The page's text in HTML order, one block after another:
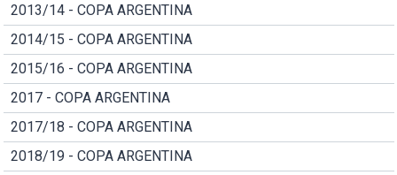
2013/14 - COPA ARGENTINA
2014/15 - COPA ARGENTINA
2015/16 - COPA ARGENTINA
2017 - COPA ARGENTINA
2017/18 - COPA ARGENTINA
2018/19 - COPA ARGENTINA